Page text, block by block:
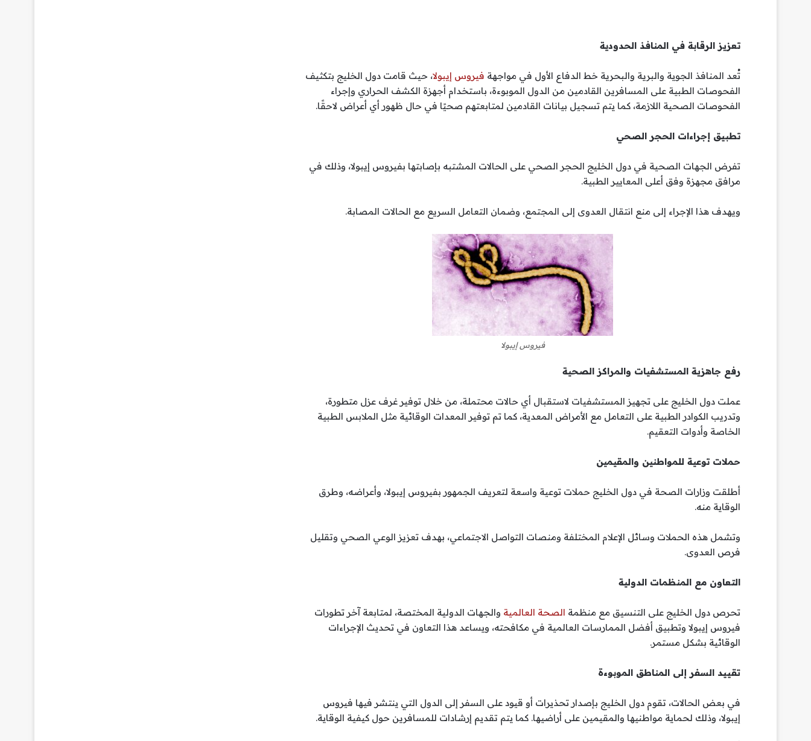
تعزيز الرقابة في المنافذ الحدودية
تُعد المنافذ الجوية والبرية والبحرية خط الدفاع الأول في مواجهة فيروس إيبولا، حيث قامت دول الخليج بتكثيف
الفحوصات الطبية على المسافرين القادمين من الدول الموبوءة، باستخدام أجهزة الكشف الحراري وإجراء
الفحوصات الصحية اللازمة، كما يتم تسجيل بيانات القادمين لمتابعتهم صحيًا في حال ظهور أي أعراض لاحقًا.
تطبيق إجراءات الحجر الصحي
تفرض الجهات الصحية في دول الخليج الحجر الصحي على الحالات المشتبه بإصابتها بفيروس إيبولا، وذلك في
مرافق مجهزة وفق أعلى المعايير الطبية.
ويهدف هذا الإجراء إلى منع انتقال العدوى إلى المجتمع، وضمان التعامل السريع مع الحالات المصابة.
فيروس إيبولا
رفع جاهزية المستشفيات والمراكز الصحية
عملت دول الخليج على تجهيز المستشفيات لاستقبال أي حالات محتملة، من خلال توفير غرف عزل متطورة،
وتدريب الكوادر الطبية على التعامل مع الأمراض المعدية، كما تم توفير المعدات الوقائية مثل الملابس الطبية
الخاصة وأدوات التعقيم.
حملات توعية للمواطنين والمقيمين
أطلقت وزارات الصحة في دول الخليج حملات توعية واسعة لتعريف الجمهور بفيروس إيبولا، وأعراضه، وطرق
الوقاية منه.
وتشمل هذه الحملات وسائل الإعلام المختلفة ومنصات التواصل الاجتماعي، بهدف تعزيز الوعي الصحي وتقليل
فرص العدوى.
التعاون مع المنظمات الدولية
تحرص دول الخليج على التنسيق مع منظمة الصحة العالمية والجهات الدولية المختصة، لمتابعة آخر تطورات
فيروس إيبولا وتطبيق أفضل الممارسات العالمية في مكافحته، ويساعد هذا التعاون في تحديث الإجراءات
الوقائية بشكل مستمر.
تقييد السفر إلى المناطق الموبوءة
في بعض الحالات، تقوم دول الخليج بإصدار تحذيرات أو قيود على السفر إلى الدول التي ينتشر فيها فيروس
إيبولا، وذلك لحماية مواطنيها والمقيمين على أراضيها. كما يتم تقديم إرشادات للمسافرين حول كيفية الوقاية.